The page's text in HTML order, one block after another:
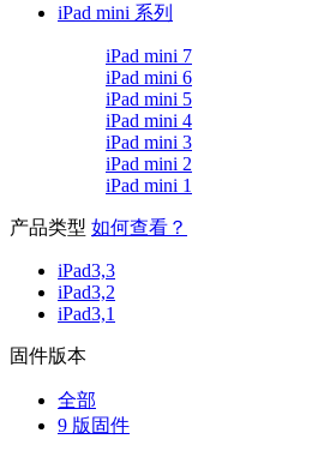
iPad mini 系列
iPad mini 7
iPad mini 6
iPad mini 5
iPad mini 4
iPad mini 3
iPad mini 2
iPad mini 1
产品类型 如何查看？
iPad3,3
iPad3,2
iPad3,1
固件版本
全部
9 版固件